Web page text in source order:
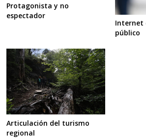
Protagonista y no
espectador
Internet
público
Articulación del turismo
regional